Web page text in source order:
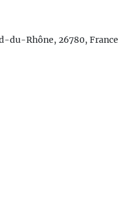
du-Rhône, 26780, France